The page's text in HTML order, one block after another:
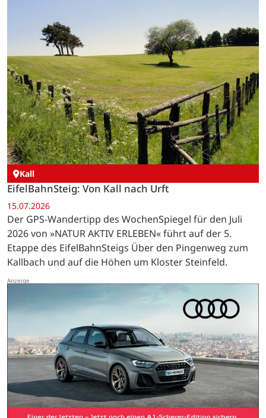
Kall
EifelBahnSteig: Von Kall nach Urft
15.07.2026
Der GPS-Wandertipp des WochenSpiegel für den Juli
2026 von »NATUR AKTIV ERLEBEN« führt auf der 5.
Etappe des EifelBahnSteigs Über den Pingenweg zum
Kallbach und auf die Höhen um Kloster Steinfeld.